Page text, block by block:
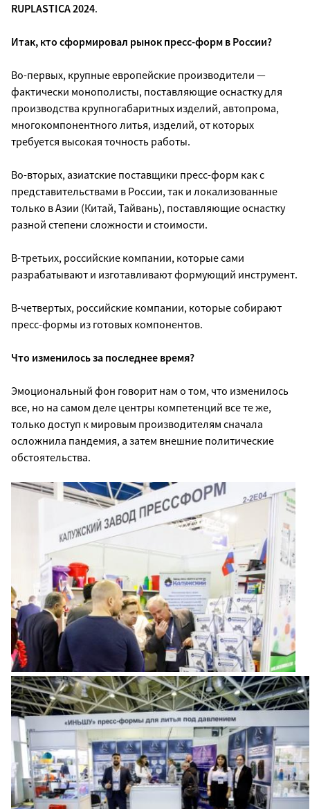
RUPLASTICA 2024.
Итак, кто сформировал рынок пресс-форм в России?
Во-первых, крупные европейские производители —
фактически монополисты, поставляющие оснастку для
производства крупногабаритных изделий, автопрома,
многокомпонентного литья, изделий, от которых
требуется высокая точность работы.
Во-вторых, азиатские поставщики пресс-форм как с
представительствами в России, так и локализованные
только в Азии (Китай, Тайвань), поставляющие оснастку
разной степени сложности и стоимости.
В-третьих, российские компании, которые сами
разрабатывают и изготавливают формующий инструмент.
В-четвертых, российские компании, которые собирают
пресс-формы из готовых компонентов.
Что изменилось за последнее время?
Эмоциональный фон говорит нам о том, что изменилось
все, но на самом деле центры компетенций все те же,
только доступ к мировым производителям сначала
осложнила пандемия, а затем внешние политические
обстоятельства.